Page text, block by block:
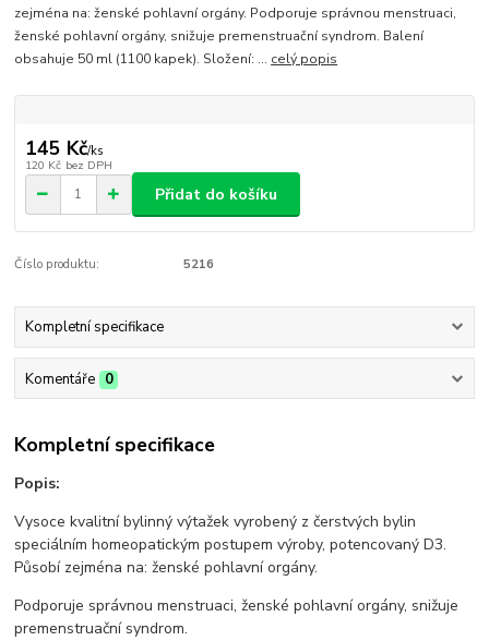
zejména na: ženské pohlavní orgány. Podporuje správnou menstruaci,
ženské pohlavní orgány, snižuje premenstruační syndrom. Balení
obsahuje 50 ml (1100 kapek). Složení: ... celý popis
145 Kč/ks
120 Kč bez DPH
Přidat do košíku
Číslo produktu: 5216
Kompletní specifikace
Komentáře 0
Kompletní specifikace
Popis:
Vysoce kvalitní bylinný výtažek vyrobený z čerstvých bylin
speciálním homeopatickým postupem výroby, potencovaný D3.
Působí zejména na: ženské pohlavní orgány.
Podporuje správnou menstruaci, ženské pohlavní orgány, snižuje
premenstruační syndrom.